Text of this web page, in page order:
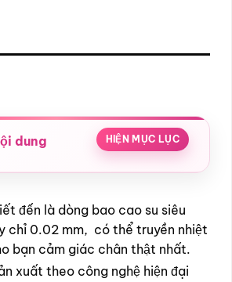
dung HIỆN MỤC LỤC
đến là dòng bao cao su siêu
chỉ 0.02 mm, có thể truyền nhiệt
bạn cảm giác chân thật nhất.
xuất theo công nghệ hiện đại